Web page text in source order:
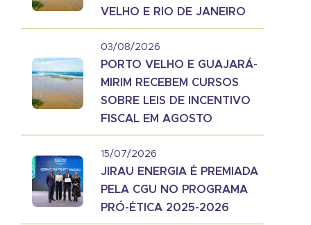
VELHO E RIO DE JANEIRO
03/08/2026
PORTO VELHO E GUAJARÁ-
MIRIM RECEBEM CURSOS
SOBRE LEIS DE INCENTIVO
FISCAL EM AGOSTO
15/07/2026
JIRAU ENERGIA É PREMIADA
PELA CGU NO PROGRAMA
PRÓ-ÉTICA 2025-2026